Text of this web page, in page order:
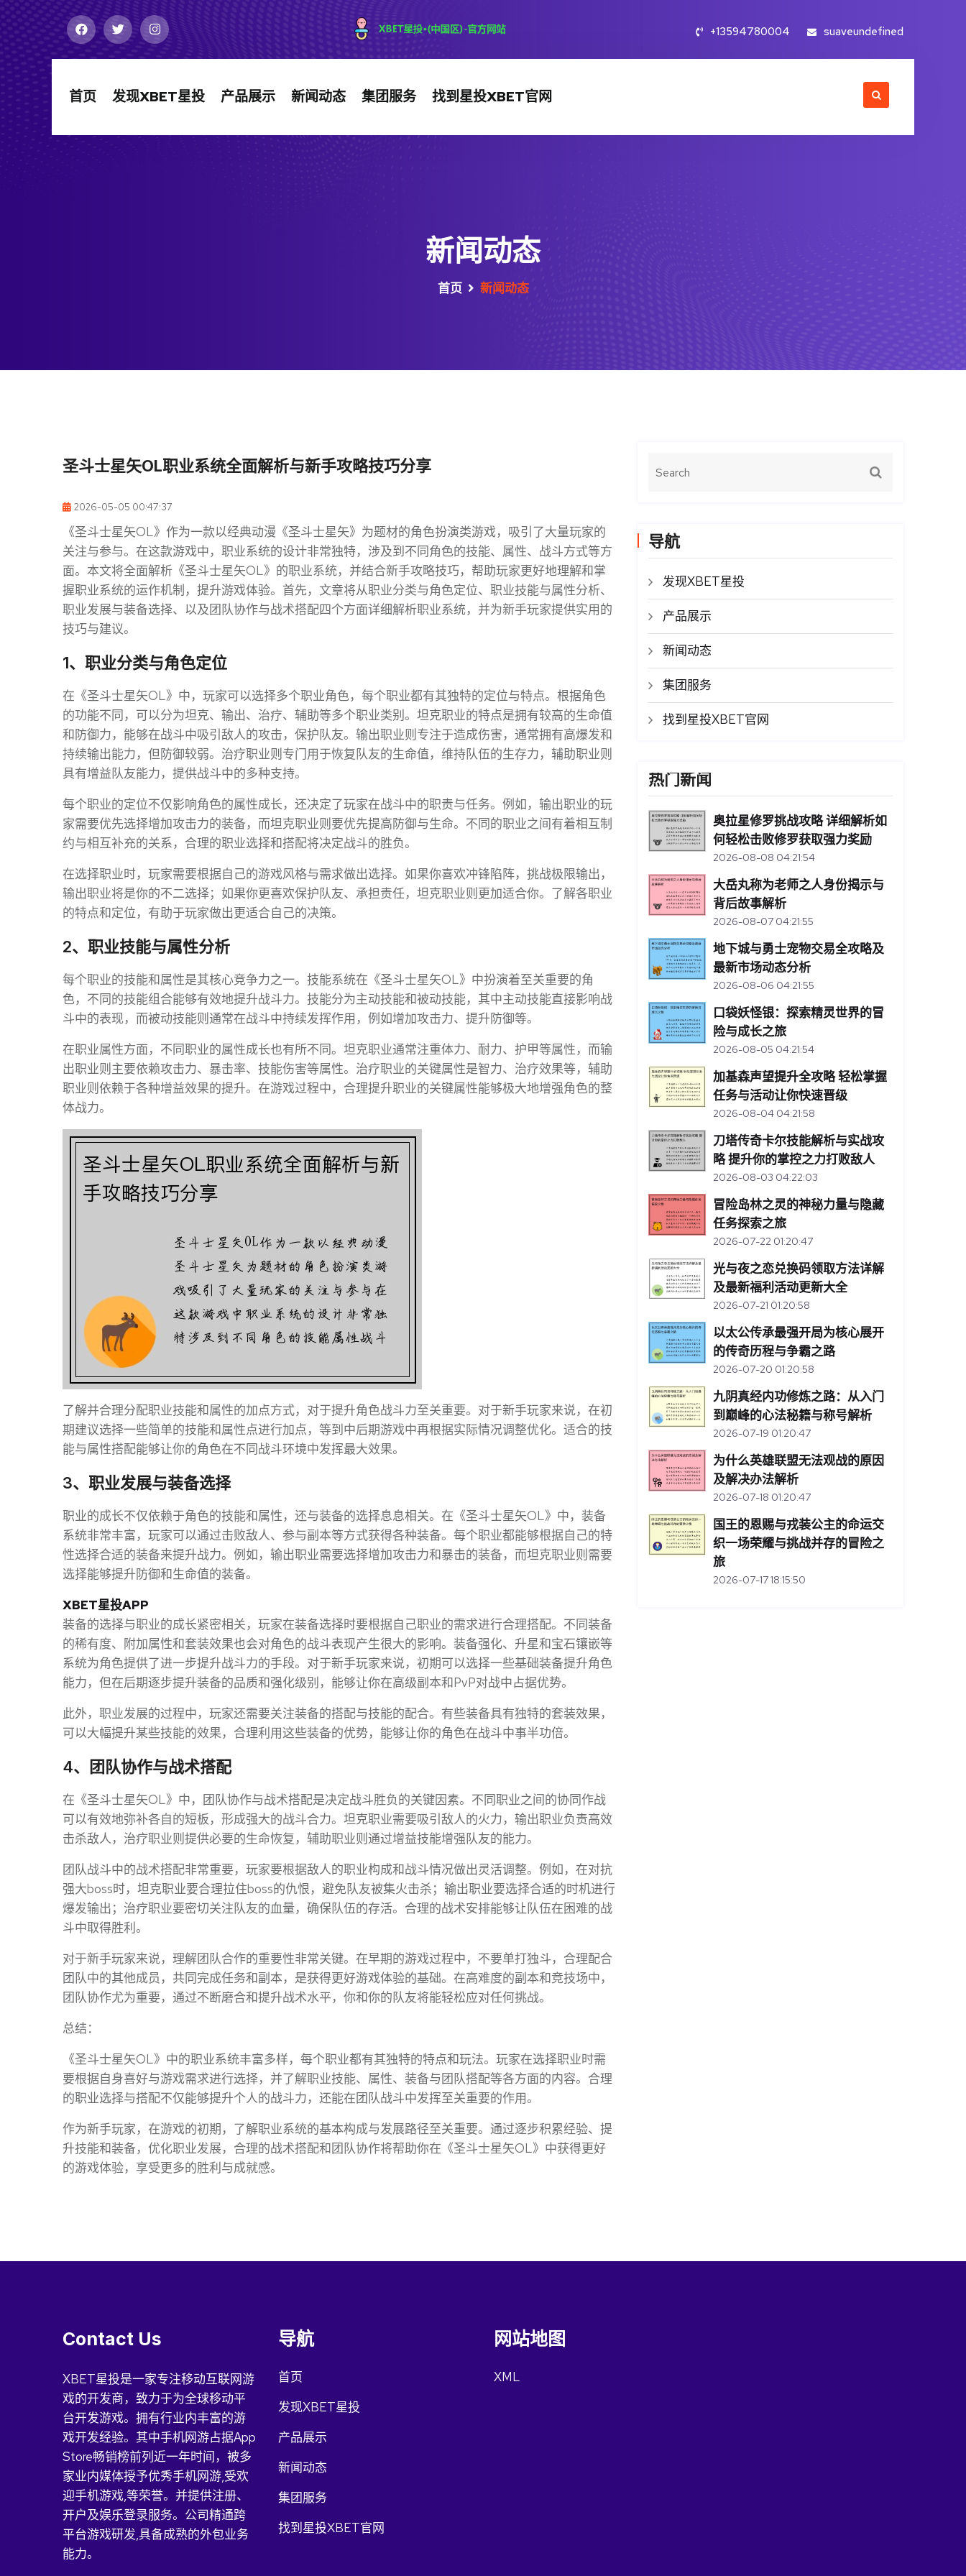
+13594780004 suaveundefined
首页 发现XBET星投 产品展示 新闻动态 集团服务 找到星投XBET官网
新闻动态
首页 新闻动态
圣斗士星矢OL职业系统全面解析与新手攻略技巧分享
2026-05-05 00:47:37
《圣斗士星矢OL》作为一款以经典动漫《圣斗士星矢》为题材的角色扮演类游戏，吸引了大量玩家的
关注与参与。在这款游戏中，职业系统的设计非常独特，涉及到不同角色的技能、属性、战斗方式等方
面。本文将全面解析《圣斗士星矢OL》的职业系统，并结合新手攻略技巧，帮助玩家更好地理解和掌
握职业系统的运作机制，提升游戏体验。首先，文章将从职业分类与角色定位、职业技能与属性分析、
职业发展与装备选择、以及团队协作与战术搭配四个方面详细解析职业系统，并为新手玩家提供实用的
技巧与建议。
1、职业分类与角色定位
在《圣斗士星矢OL》中，玩家可以选择多个职业角色，每个职业都有其独特的定位与特点。根据角色
的功能不同，可以分为坦克、输出、治疗、辅助等多个职业类别。坦克职业的特点是拥有较高的生命值
和防御力，能够在战斗中吸引敌人的攻击，保护队友。输出职业则专注于造成伤害，通常拥有高爆发和
持续输出能力，但防御较弱。治疗职业则专门用于恢复队友的生命值，维持队伍的生存力，辅助职业则
具有增益队友能力，提供战斗中的多种支持。
每个职业的定位不仅影响角色的属性成长，还决定了玩家在战斗中的职责与任务。例如，输出职业的玩
家需要优先选择增加攻击力的装备，而坦克职业则要优先提高防御与生命。不同的职业之间有着相互制
约与相互补充的关系，合理的职业选择和搭配将决定战斗的胜负。
在选择职业时，玩家需要根据自己的游戏风格与需求做出选择。如果你喜欢冲锋陷阵，挑战极限输出，
输出职业将是你的不二选择；如果你更喜欢保护队友、承担责任，坦克职业则更加适合你。了解各职业
的特点和定位，有助于玩家做出更适合自己的决策。
2、职业技能与属性分析
每个职业的技能和属性是其核心竞争力之一。技能系统在《圣斗士星矢OL》中扮演着至关重要的角
色，不同的技能组合能够有效地提升战斗力。技能分为主动技能和被动技能，其中主动技能直接影响战
斗中的表现，而被动技能则通常在战斗中持续发挥作用，例如增加攻击力、提升防御等。
在职业属性方面，不同职业的属性成长也有所不同。坦克职业通常注重体力、耐力、护甲等属性，而输
出职业则主要依赖攻击力、暴击率、技能伤害等属性。治疗职业的关键属性是智力、治疗效果等，辅助
职业则依赖于各种增益效果的提升。在游戏过程中，合理提升职业的关键属性能够极大地增强角色的整
体战力。
了解并合理分配职业技能和属性的加点方式，对于提升角色战斗力至关重要。对于新手玩家来说，在初
期建议选择一些简单的技能和属性点进行加点，等到中后期游戏中再根据实际情况调整优化。适合的技
能与属性搭配能够让你的角色在不同战斗环境中发挥最大效果。
3、职业发展与装备选择
职业的成长不仅依赖于角色的技能和属性，还与装备的选择息息相关。在《圣斗士星矢OL》中，装备
系统非常丰富，玩家可以通过击败敌人、参与副本等方式获得各种装备。每个职业都能够根据自己的特
性选择合适的装备来提升战力。例如，输出职业需要选择增加攻击力和暴击的装备，而坦克职业则需要
选择能够提升防御和生命值的装备。
XBET星投APP
装备的选择与职业的成长紧密相关，玩家在装备选择时要根据自己职业的需求进行合理搭配。不同装备
的稀有度、附加属性和套装效果也会对角色的战斗表现产生很大的影响。装备强化、升星和宝石镶嵌等
系统为角色提供了进一步提升战斗力的手段。对于新手玩家来说，初期可以选择一些基础装备提升角色
能力，但在后期逐步提升装备的品质和强化级别，能够让你在高级副本和PvP对战中占据优势。
此外，职业发展的过程中，玩家还需要关注装备的搭配与技能的配合。有些装备具有独特的套装效果，
可以大幅提升某些技能的效果，合理利用这些装备的优势，能够让你的角色在战斗中事半功倍。
4、团队协作与战术搭配
在《圣斗士星矢OL》中，团队协作与战术搭配是决定战斗胜负的关键因素。不同职业之间的协同作战
可以有效地弥补各自的短板，形成强大的战斗合力。坦克职业需要吸引敌人的火力，输出职业负责高效
击杀敌人，治疗职业则提供必要的生命恢复，辅助职业则通过增益技能增强队友的能力。
团队战斗中的战术搭配非常重要，玩家要根据敌人的职业构成和战斗情况做出灵活调整。例如，在对抗
强大boss时，坦克职业要合理拉住boss的仇恨，避免队友被集火击杀；输出职业要选择合适的时机进行
爆发输出；治疗职业要密切关注队友的血量，确保队伍的存活。合理的战术安排能够让队伍在困难的战
斗中取得胜利。
对于新手玩家来说，理解团队合作的重要性非常关键。在早期的游戏过程中，不要单打独斗，合理配合
团队中的其他成员，共同完成任务和副本，是获得更好游戏体验的基础。在高难度的副本和竞技场中，
团队协作尤为重要，通过不断磨合和提升战术水平，你和你的队友将能轻松应对任何挑战。
总结：
《圣斗士星矢OL》中的职业系统丰富多样，每个职业都有其独特的特点和玩法。玩家在选择职业时需
要根据自身喜好与游戏需求进行选择，并了解职业技能、属性、装备与团队搭配等各方面的内容。合理
的职业选择与搭配不仅能够提升个人的战斗力，还能在团队战斗中发挥至关重要的作用。
作为新手玩家，在游戏的初期，了解职业系统的基本构成与发展路径至关重要。通过逐步积累经验、提
升技能和装备，优化职业发展，合理的战术搭配和团队协作将帮助你在《圣斗士星矢OL》中获得更好
的游戏体验，享受更多的胜利与成就感。
导航
发现XBET星投
产品展示
新闻动态
集团服务
找到星投XBET官网
热门新闻
奥拉星修罗挑战攻略 详细解析如
何轻松击败修罗获取强力奖励
2026-08-08 04:21:54
大岳丸称为老师之人身份揭示与
背后故事解析
2026-08-07 04:21:55
地下城与勇士宠物交易全攻略及
最新市场动态分析
2026-08-06 04:21:55
口袋妖怪银：探索精灵世界的冒
险与成长之旅
2026-08-05 04:21:54
加基森声望提升全攻略 轻松掌握
任务与活动让你快速晋级
2026-08-04 04:21:58
刀塔传奇卡尔技能解析与实战攻
略 提升你的掌控之力打败敌人
2026-08-03 04:22:03
冒险岛林之灵的神秘力量与隐藏
任务探索之旅
2026-07-22 01:20:47
光与夜之恋兑换码领取方法详解
及最新福利活动更新大全
2026-07-21 01:20:58
以太公传承最强开局为核心展开
的传奇历程与争霸之路
2026-07-20 01:20:58
九阴真经内功修炼之路：从入门
到巅峰的心法秘籍与称号解析
2026-07-19 01:20:47
为什么英雄联盟无法观战的原因
及解决办法解析
2026-07-18 01:20:47
国王的恩赐与戎装公主的命运交
织一场荣耀与挑战并存的冒险之
旅
2026-07-17 18:15:50
Contact Us
XBET星投是一家专注移动互联网游
戏的开发商，致力于为全球移动平
台开发游戏。拥有行业内丰富的游
戏开发经验。其中手机网游占据App
Store畅销榜前列近一年时间，被多
家业内媒体授予优秀手机网游,受欢
迎手机游戏,等荣誉。并提供注册、
开户及娱乐登录服务。公司精通跨
平台游戏研发,具备成熟的外包业务
能力。
导航
首页
发现XBET星投
产品展示
新闻动态
集团服务
找到星投XBET官网
网站地图
XML